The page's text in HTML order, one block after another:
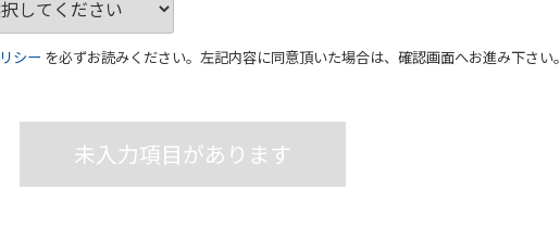
シー を必ずお読みください。左記内容に同意頂いた場合は、確認画面へお進み下さい。
未入力項目があります